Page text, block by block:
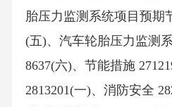
胎压力监测系统项目预期
(五)、汽车轮胎压力监测
8637(六)、节能措施
2813201(一)、消防安全